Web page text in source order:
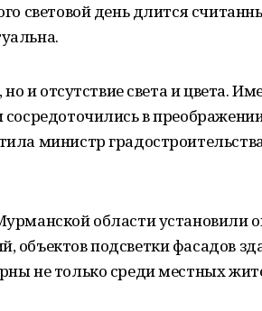
световой день длится
и отсутствие света и цвета.
в
министр
области установили
объектов подсветки фасадов
не только среди местных